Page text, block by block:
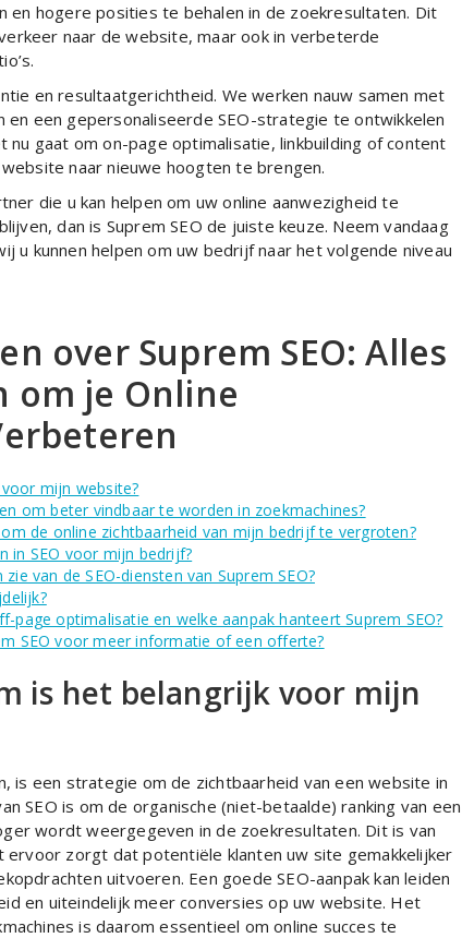
en hogere posities te behalen in de zoekresultaten. Dit
naar de website, maar ook in verbeterde
en resultaatgerichtheid. We werken nauw samen met
een gepersonaliseerde SEO-strategie te ontwikkelen
gaat om on-page optimalisatie, linkbuilding of content
naar nieuwe hoogten te brengen.
die u kan helpen om uw online aanwezigheid te
dan is Suprem SEO de juiste keuze. Neem vandaag
u kunnen helpen om uw bedrijf naar het volgende niveau
over Suprem SEO: Alles
om je Online
mijn website?
om beter vindbaar te worden in zoekmachines?
de online zichtbaarheid van mijn bedrijf te vergroten?
in SEO voor mijn bedrijf?
van de SEO-diensten van Suprem SEO?
page optimalisatie en welke aanpak hanteert Suprem SEO?
SEO voor meer informatie of een offerte?
is het belangrijk voor mijn
is een strategie om de zichtbaarheid van een website in
SEO is om de organische (niet-betaalde) ranking van een
wordt weergegeven in de zoekresultaten. Dit is van
ervoor zorgt dat potentiële klanten uw site gemakkelijker
uitvoeren. Een goede SEO-aanpak kan leiden
en uiteindelijk meer conversies op uw website. Het
is daarom essentieel om online succes te